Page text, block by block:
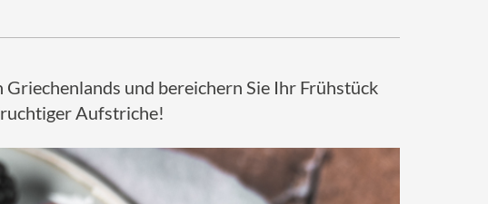
und bereichern Sie Ihr Frühstück
Aufstriche!